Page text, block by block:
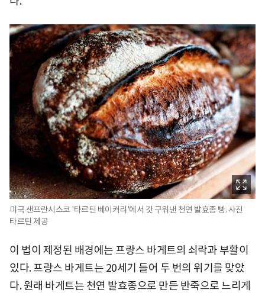
미국 샌프란시스코 '타르틴 베이커리'에서 갓 구워낸 천연 발효종 빵. 사진
타르틴 제공
이 법이 제정된 배경에는 프랑스 바게트의 쇠락과 부활이
있다. 프랑스 바게트는 20세기 들어 두 번의 위기를 맞았
다. 원래 바게트는 천연 발효종으로 만든 반죽으로 느리게